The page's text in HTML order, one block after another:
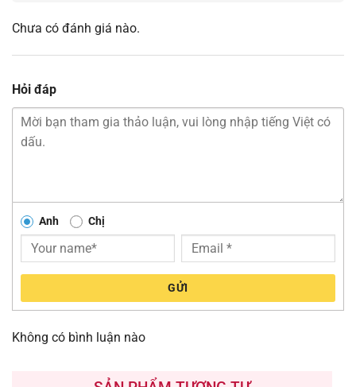
Chưa có đánh giá nào.
Hỏi đáp
Anh Chị
GỬI
Không có bình luận nào